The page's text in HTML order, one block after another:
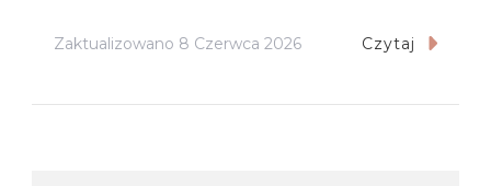
Zaktualizowano 8 Czerwca 2026 Czytaj